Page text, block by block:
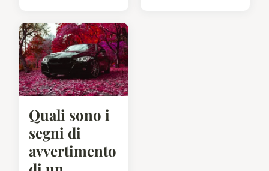
Quali sono i
segni di
avvertimento